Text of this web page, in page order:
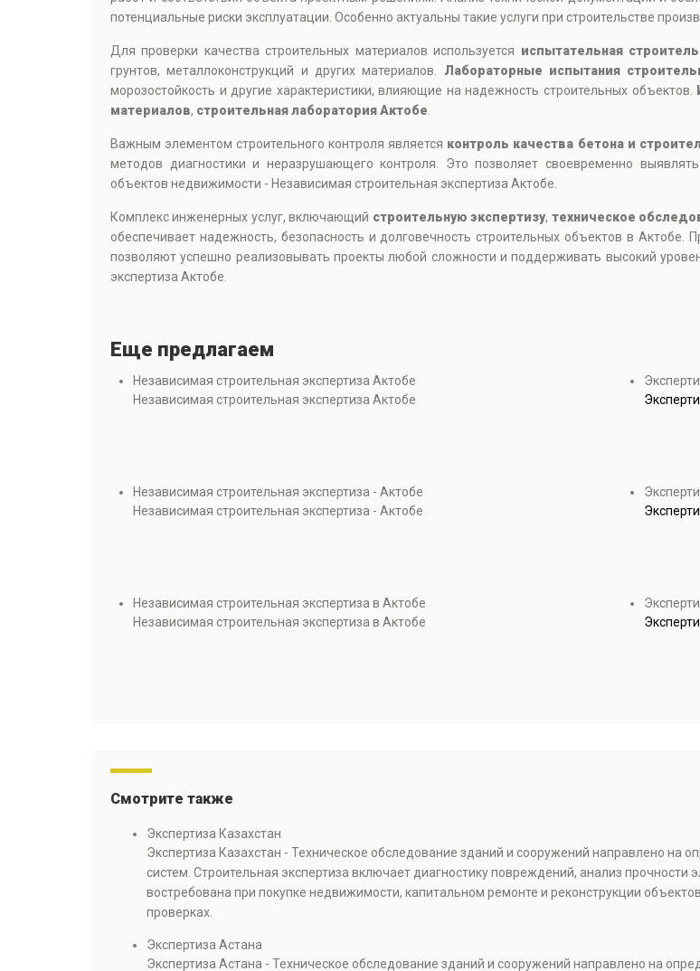
потенциальные риски эксплуатации. Особенно актуальны такие услуги при строительстве
Для проверки качества строительных материалов используется испытательная
грунтов, металлоконструкций и других материалов. Лабораторные испытания
морозостойкость и другие характеристики, влияющие на надежность строительных объектов.
материалов, строительная лаборатория Актобе
Важным элементом строительного контроля является контроль качества бетона и
методов диагностики и неразрушающего контроля. Это позволяет своевременно
объектов недвижимости - Независимая строительная экспертиза Актобе.
Комплекс инженерных услуг, включающий строительную экспертизу, техническое
обеспечивает надежность, безопасность и долговечность строительных объектов в
позволяют успешно реализовывать проекты любой сложности и поддерживать высокий
экспертиза Актобе.
Еще предлагаем
Независимая строительная экспертиза Актобе
Независимая строительная экспертиза Актобе
Независимая строительная экспертиза - Актобе
Независимая строительная экспертиза - Актобе
Независимая строительная экспертиза в Актобе
Независимая строительная экспертиза в Актобе
Смотрите также
Экспертиза Казахстан
Экспертиза Казахстан - Техническое обследование зданий и сооружений направлено на
систем. Строительная экспертиза включает диагностику повреждений, анализ прочности
востребована при покупке недвижимости, капитальном ремонте и реконструкции
проверках.
Экспертиза Астана
Экспертиза Астана - Техническое обследование зданий и сооружений направлено на